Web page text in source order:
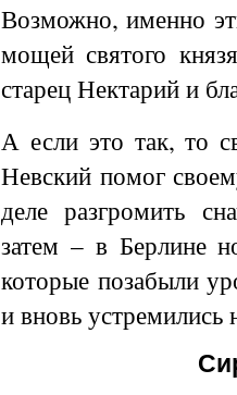
Возможно, именно
мощей святого
старец Нектарий и
А если это так, то
Невский помог
деле разгромить
затем – в Берлине
которые позабыли
и вновь